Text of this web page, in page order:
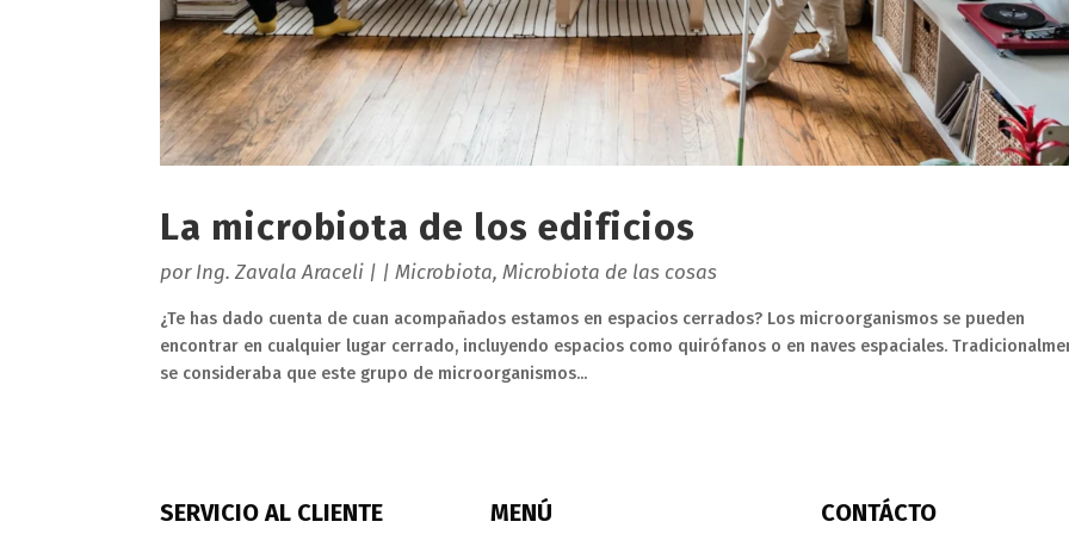
La microbiota de los edificios
porIng. Zavala Araceli | |Microbiota,Microbiota de las cosas
¿Te has dado cuenta de cuan acompañados estamos en espacios cerrados? Los microorganismos se pueden
encontrar en cualquier lugar cerrado, incluyendo espacios como quirófanos o en naves espaciales.
se consideraba que este grupo de microorganismos...
SERVICIO AL CLIENTE MENÚ CONTÁCTO